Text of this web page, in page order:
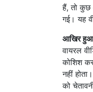
हैं, तो कुछ
गई। यह
आखिर हुआ
वायरल
कोशिश
नहीं
को